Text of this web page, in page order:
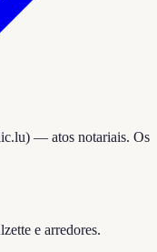
— atos notariais. Os
e arredores.